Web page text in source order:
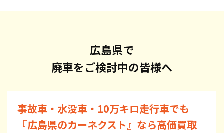
広島県で
廃車をご検討中の皆様へ
事故車・水没車・10万キロ走行車でも
『広島県のカーネクスト』なら高価買取